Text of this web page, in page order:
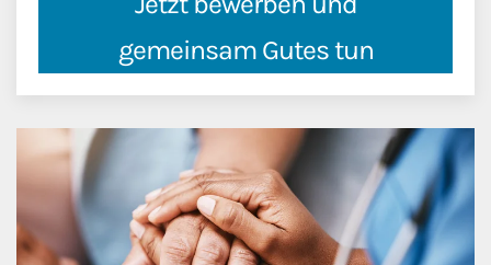
gemeinsam Gutes tun